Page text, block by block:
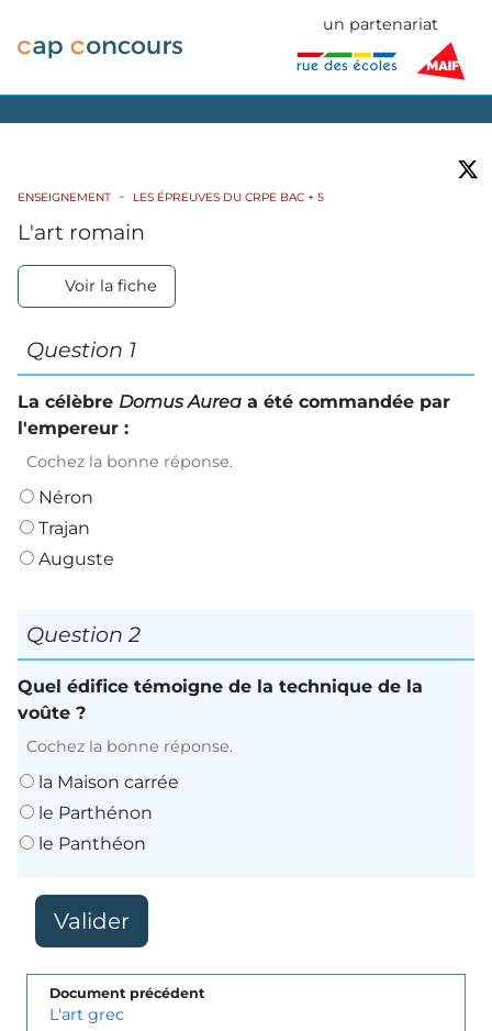
un partenariat
ENSEIGNEMENT LES ÉPREUVES DU CRPE BAC + 5
L'art romain
Voir la fiche
Question 1
La célèbre Domus Aurea a été commandée par
l'empereur :
Cochez la bonne réponse.
Néron
Trajan
Auguste
Question 2
Quel édifice témoigne de la technique de la
voûte ?
Cochez la bonne réponse.
la Maison carrée
le Parthénon
le Panthéon
Document précédent
L'art grec